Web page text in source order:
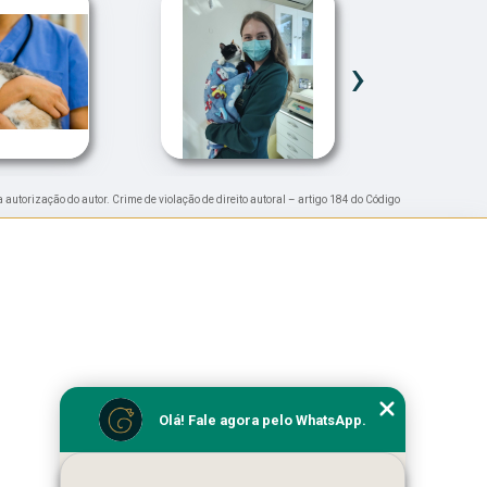
›
do autor. Crime de violação de direito autoral – artigo 184 do Código
Olá! Fale agora pelo WhatsApp.